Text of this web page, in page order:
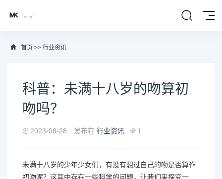
首页 >> 行业资讯
科普：未满十八岁的吻算初
吻吗？
2023-08-28 发布在 行业资讯 1
未满十八岁的少年少女们，有没有想过自己的吻是否算作
初吻呢？这其中存在一些科学的问题，让我们来探究一